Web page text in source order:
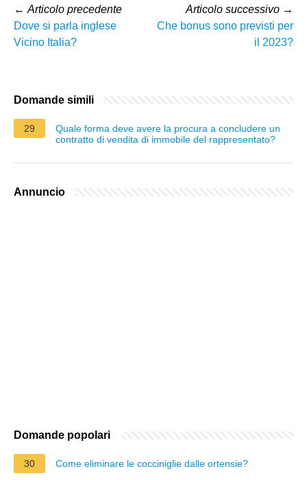
← Articolo precedente
Dove si parla inglese
Vicino Italia?
Articolo successivo →
Che bonus sono previsti per
il 2023?
Domande simili
29
Quale forma deve avere la procura a concludere un
contratto di vendita di immobile del rappresentato?
Annuncio
Domande popolari
30 Come eliminare le cocciniglie dalle ortensie?